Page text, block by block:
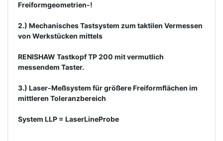
Freiformgeometrien-!
2.) Mechanisches Tastsystem zum taktilen Vermessen
von Werkstücken mittels
RENISHAW Tastkopf TP 200 mit vermutlich
messendem Taster.
3.) Laser-Meßsystem für größere Freiformflächen im
mittleren Toleranzbereich
System LLP = LaserLineProbe